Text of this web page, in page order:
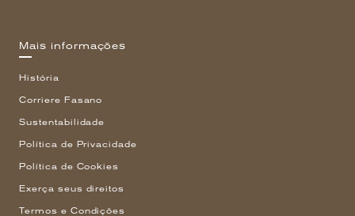
Mais informações
História
Corriere Fasano
Sustentabilidade
Política de Privacidade
Política de Cookies
Exerça seus direitos
Termos e Condições